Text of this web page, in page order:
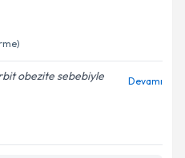
randevu almanız için bir
posta ile bilgilendireceğiz.
ilişkin
verilerimin belirtilen
obezite sebebiyle
Devamı